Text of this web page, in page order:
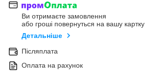
Ви отримаєте замовлення
або гроші повернуться на вашу картку
Детальніше
Післяплата
Оплата на рахунок